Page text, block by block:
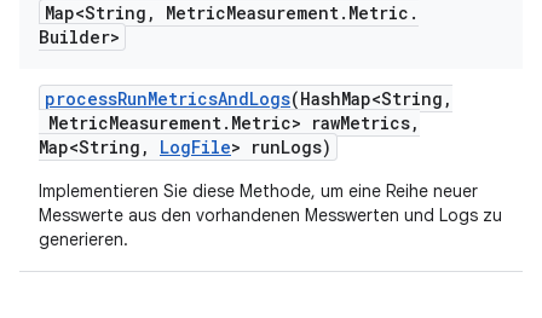
Map<String , MetricMeasurement. Metric .
Builder>
processRunMetricsAndLogs(HashMap<String ,
MetricMeasurement. Metric> rawMetrics,
Map<String , LogFile> runLogs)
Implementieren Sie diese Methode, um eine Reihe neuer
Messwerte aus den vorhandenen Messwerten und Logs zu
generieren.